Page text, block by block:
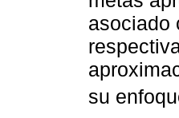
asociado
su